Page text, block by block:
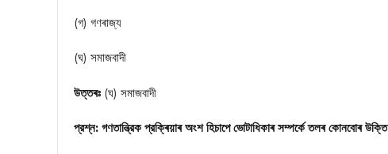
(গ) গণৰাজ্য
(ঘ) সমাজবাদী
উত্তৰঃ (ঘ) সমাজবাদী
প্রশ্ন: গণতান্ত্রিক প্রক্ৰিয়াৰ অংশ হিচাপে ভোটাধিকাৰ সম্পৰ্কে তলৰ কোনবোৰ